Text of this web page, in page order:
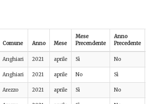
Comune Anno Mese
Mese
Precendente
Anno
Precedente
Anghiari 2021 aprile Sì No
Anghiari 2021 aprile No Sì
Arezzo 2021 aprile Sì No